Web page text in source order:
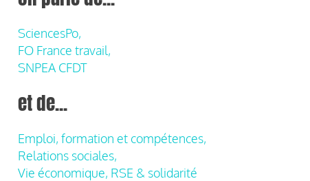
SciencesPo,
FO France travail,
SNPEA CFDT
et de...
Emploi, formation et compétences,
Relations sociales,
Vie économique, RSE & solidarité